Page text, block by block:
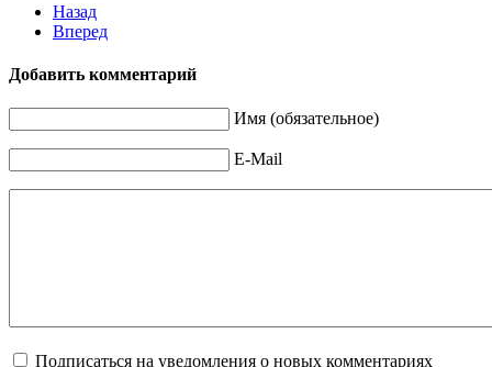
Назад
Вперед
Добавить комментарий
Имя (обязательное)
E-Mail
Подписаться на уведомления о новых комментариях